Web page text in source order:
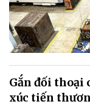
Gắn đối thoại
xúc tiến